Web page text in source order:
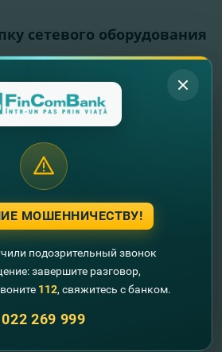
сетевого оборудования
МОШЕННИЧЕСТВУ!
подозрительный звонок
завершите разговор,
112, свяжитесь с банком.
022 269 999